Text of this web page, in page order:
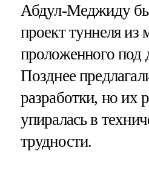
Абдул-Меджиду
проект туннеля из
проложенного под
Позднее
разработки, но их
упиралась в
трудности.